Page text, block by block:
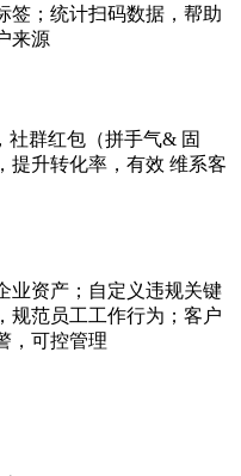
签；统计扫码数据，帮助
来源
社群红包（拼手气& 固
提升转化率，有效 维系客
业资产；自定义违规关键
规范员工工作行为；客户
，可控管理